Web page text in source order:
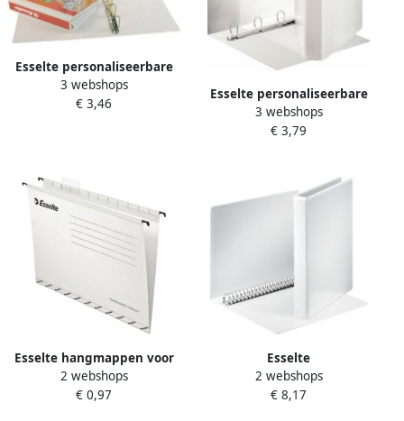
Esselte personaliseerbare
ringmap rug van 3 8 cm 4D-
ringen van 16 mm wit
3 webshops
€ 3,46
Esselte personaliseerbare
ringmap rug van 5 1 cm 4
D-ringen van 30mm voor ft
3 webshops
€ 3,79
Esselte hangmappen voor
laden Pendaflex Plus
tussenafstand 330 mm wit
2 webshops
€ 0,97
Esselte
Presentatieringband
Essentials A4 panorama 23-
2 webshops
€ 8,17